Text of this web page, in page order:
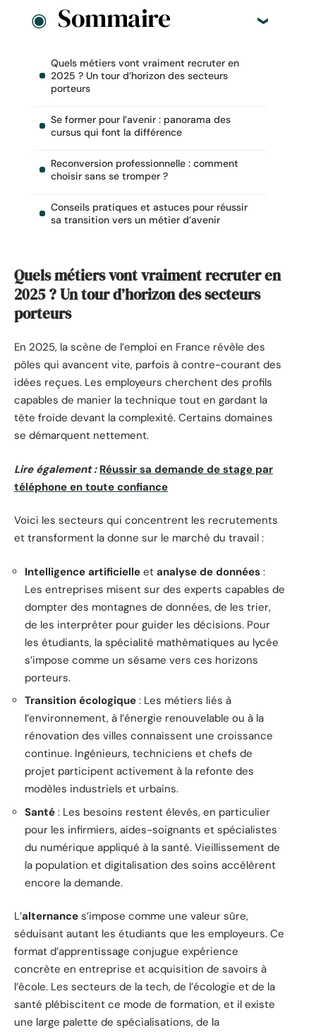
Sommaire
Quels métiers vont vraiment recruter en
2025 ? Un tour d’horizon des secteurs
porteurs
Se former pour l’avenir : panorama des
cursus qui font la différence
Reconversion professionnelle : comment
choisir sans se tromper ?
Conseils pratiques et astuces pour réussir
sa transition vers un métier d’avenir
Quels métiers vont vraiment recruter en
2025 ? Un tour d’horizon des secteurs
porteurs
En 2025, la scène de l’emploi en France révèle des
pôles qui avancent vite, parfois à contre-courant des
idées reçues. Les employeurs cherchent des profils
capables de manier la technique tout en gardant la
tête froide devant la complexité. Certains domaines
se démarquent nettement.
Lire également : Réussir sa demande de stage par
téléphone en toute confiance
Voici les secteurs qui concentrent les recrutements
et transforment la donne sur le marché du travail :
Intelligence artificielle et analyse de données :
Les entreprises misent sur des experts capables de
dompter des montagnes de données, de les trier,
de les interpréter pour guider les décisions. Pour
les étudiants, la spécialité mathématiques au lycée
s’impose comme un sésame vers ces horizons
porteurs.
Transition écologique : Les métiers liés à
l’environnement, à l’énergie renouvelable ou à la
rénovation des villes connaissent une croissance
continue. Ingénieurs, techniciens et chefs de
projet participent activement à la refonte des
modèles industriels et urbains.
Santé : Les besoins restent élevés, en particulier
pour les infirmiers, aides-soignants et spécialistes
du numérique appliqué à la santé. Vieillissement de
la population et digitalisation des soins accélèrent
encore la demande.
L’alternance s’impose comme une valeur sûre,
séduisant autant les étudiants que les employeurs. Ce
format d’apprentissage conjugue expérience
concrète en entreprise et acquisition de savoirs à
l’école. Les secteurs de la tech, de l’écologie et de la
santé plébiscitent ce mode de formation, et il existe
une large palette de spécialisations, de la